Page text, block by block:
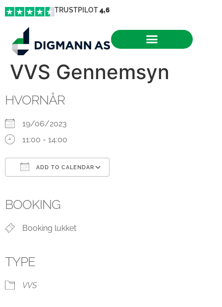
TRUSTPILOT4,6
VVS Gennemsyn
HVORNÅR
19/06/2023
11:00 - 14:00
ADD TO CALENDAR
BOOKING
Booking lukket
TYPE
VVS